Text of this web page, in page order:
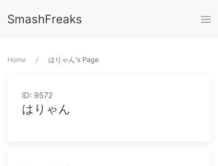
SmashFreaks
Home ⁨はりゃん⁩'s Page
ID: 9572
はりゃん